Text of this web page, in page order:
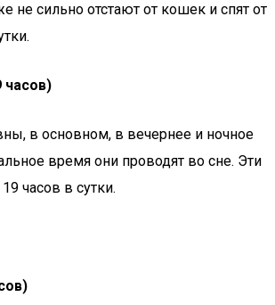
не сильно отстают от кошек и спят от
часов)
в основном, в вечернее и ночное
время они проводят во сне. Эти
часов в сутки.